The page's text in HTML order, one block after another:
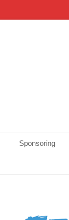
Sponsoring